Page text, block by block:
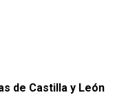
de Castilla y León